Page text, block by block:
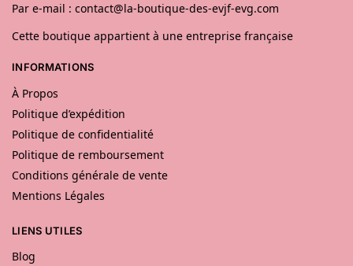
Par e-mail : contact@la-boutique-des-evjf-evg.com
Cette boutique appartient à une entreprise française
INFORMATIONS
À Propos
Politique d’expédition
Politique de confidentialité
Politique de remboursement
Conditions générale de vente
Mentions Légales
LIENS UTILES
Blog